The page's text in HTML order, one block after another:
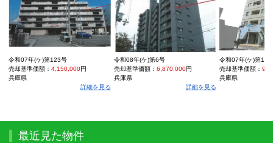
令和07年(ケ)第123号
売却基準価額： 4,150,000円
兵庫県
詳細を見る
令和08年(ケ)第6号
売却基準価額： 6,870,000円
兵庫県
詳細を見る
令和07年(ケ)第129
売却基準価額：
兵庫県
最近見た物件